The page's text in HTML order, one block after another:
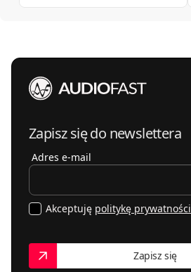
Zapisz się do newslettera
Adres e-mail
Akceptuję politykę prywatności
Zapisz się